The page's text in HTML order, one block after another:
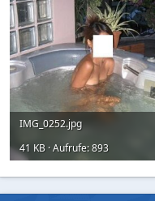
IMG_0252.jpg
41 KB · Aufrufe: 893